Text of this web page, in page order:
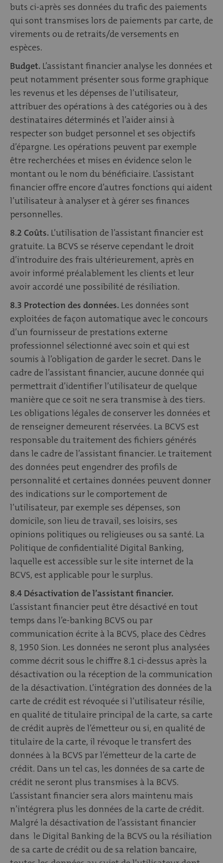
buts ci-après ses données du trafic des paiements
qui sont transmises lors de paiements par carte, de
virements ou de retraits/de versements en
espèces.
Budget. L’assistant financier analyse les données et
peut notamment présenter sous forme graphique
les revenus et les dépenses de l’utilisateur,
attribuer des opérations à des catégories ou à des
destinataires déterminés et l’aider ainsi à
respecter son budget personnel et ses objectifs
d’épargne. Les opérations peuvent par exemple
être recherchées et mises en évidence selon le
montant ou le nom du bénéficiaire. L’assistant
financier offre encore d’autres fonctions qui aident
l’utilisateur à analyser et à gérer ses finances
personnelles.
8.2 Coûts. L’utilisation de l’assistant financier est
gratuite. La BCVS se réserve cependant le droit
d’introduire des frais ultérieurement, après en
avoir informé préalablement les clients et leur
avoir accordé une possibilité de résiliation.
8.3 Protection des données. Les données sont
exploitées de façon automatique avec le concours
d’un fournisseur de prestations externe
professionnel sélectionné avec soin et qui est
soumis à l’obligation de garder le secret. Dans le
cadre de l’assistant financier, aucune donnée qui
permettrait d’identifier l’utilisateur de quelque
manière que ce soit ne sera transmise à des tiers.
Les obligations légales de conserver les données et
de renseigner demeurent réservées. La BCVS est
responsable du traitement des fichiers générés
dans le cadre de l’assistant financier. Le traitement
des données peut engendrer des profils de
personnalité et certaines données peuvent donner
des indications sur le comportement de
l’utilisateur, par exemple ses dépenses, son
domicile, son lieu de travail, ses loisirs, ses
opinions politiques ou religieuses ou sa santé. La
Politique de confidentialité Digital Banking,
laquelle est accessible sur le site internet de la
BCVS, est applicable pour le surplus.
8.4 Désactivation de l’assistant financier.
L’assistant financier peut être désactivé en tout
temps dans l’e-banking BCVS ou par
communication écrite à la BCVS, place des Cèdres
8, 1950 Sion. Les données ne seront plus analysées
comme décrit sous le chiffre 8.1 ci-dessus après la
désactivation ou la réception de la communication
de la désactivation. L’intégration des données de la
carte de crédit est révoquée si l’utilisateur résilie,
en qualité de titulaire principal de la carte, sa carte
de crédit auprès de l’émetteur ou si, en qualité de
titulaire de la carte, il révoque le transfert des
données à la BCVS par l’émetteur de la carte de
crédit. Dans un tel cas, les données de sa carte de
crédit ne seront plus transmises à la BCVS.
L’assistant financier sera alors maintenu mais
n’intégrera plus les données de la carte de crédit.
Malgré la désactivation de l’assistant financier
dans le Digital Banking de la BCVS ou la résiliation
de sa carte de crédit ou de sa relation bancaire,